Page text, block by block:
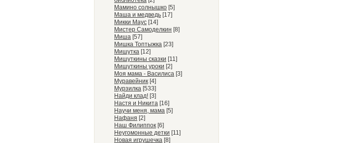
Мамино солнышко [5]
Маша и медведь [17]
Микки Маус [14]
Мистер Самоделкин [8]
Миша [57]
Мишка Топтыжка [23]
Мишутка [12]
Мишуткины сказки [11]
Мишуткины уроки [2]
Моя мама - Василиса [3]
Муравейник [4]
Мурзилка [533]
Найди клад! [3]
Настя и Никита [16]
Научи меня, мама [5]
Нафаня [2]
Наш Филиппок [6]
Неугомонные детки [11]
Новая игрушечка [8]